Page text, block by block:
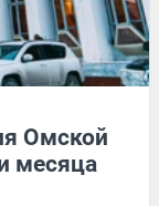
Омской
месяца